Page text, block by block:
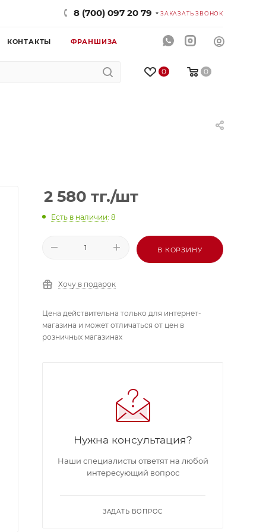
8 (700) 097 20 79 ЗАКАЗАТЬ ЗВОНОК
КОНТАКТЫ ФРАНШИЗА
0 0
2 580 тг./шт
Есть в наличии: 8
В КОРЗИНУ
Хочу в подарок
Цена действительна только для интернет-
магазина и может отличаться от цен в
розничных магазинах
Нужна консультация?
Наши специалисты ответят на любой
интересующий вопрос
ЗАДАТЬ ВОПРОС